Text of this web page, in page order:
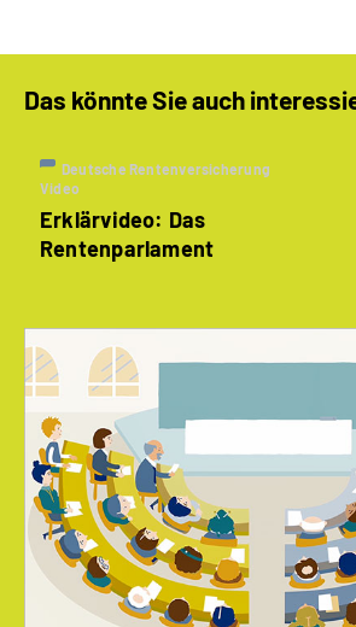
Das könnte Sie auch
Deutsche Rentenversicherung
Video
Erklärvideo: Das
Rentenparlament